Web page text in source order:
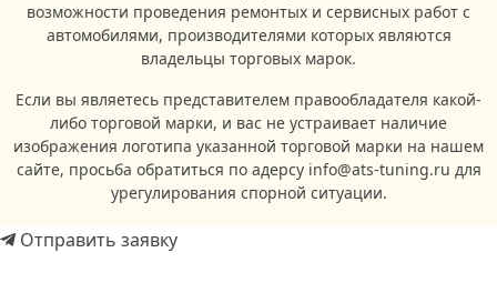
возможности проведения ремонтых и сервисных работ с
автомобилями, производителями которых являются
владельцы торговых марок.
Если вы являетесь представителем правообладателя какой-
либо торговой марки, и вас не устраивает наличие
изображения логотипа указанной торговой марки на нашем
сайте, просьба обратиться по адерсу info@ats-tuning.ru для
урегулирования спорной ситуации.
Отправить заявку